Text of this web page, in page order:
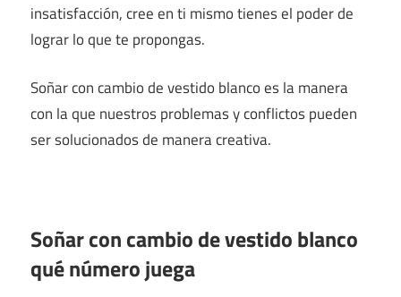
insatisfacción, cree en ti mismo tienes el poder de
lograr lo que te propongas.
Soñar con cambio de vestido blanco es la manera
con la que nuestros problemas y conflictos pueden
ser solucionados de manera creativa.
Soñar con cambio de vestido blanco
qué número juega